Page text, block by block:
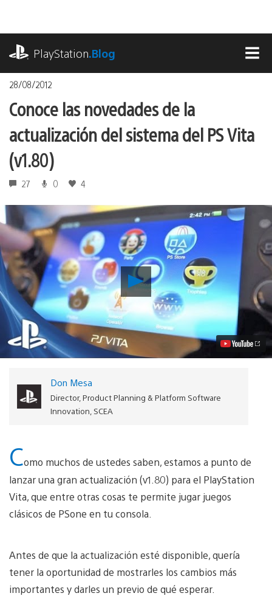
contenido
PlayStation.Blog
28/08/2012
Conoce las novedades de la
actualización del sistema del PS Vita
(v1.80)
27 0 4
Reproducir
Conoce
las
novedades
de
la
actualización
del
Vita
Don Mesa
Director, Product Planning & Platform Software
Innovation, SCEA
Como muchos de ustedes saben, estamos a punto de
lanzar una gran actualización (v1.80) para el PlayStation
Vita, que entre otras cosas te permite jugar juegos
clásicos de PSone en tu consola.
Antes de que la actualización esté disponible, quería
tener la oportunidad de mostrarles los cambios más
importantes y darles un previo de qué esperar.